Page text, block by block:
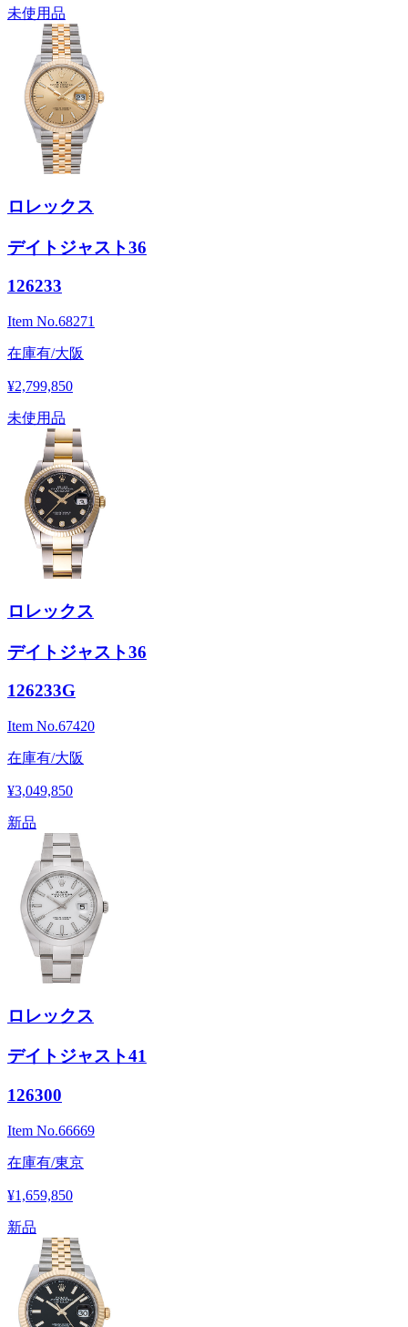
未使用品
ロレックス
デイトジャスト36
126233
Item No.68271
在庫有/大阪
¥2,799,850
未使用品
ロレックス
デイトジャスト36
126233G
Item No.67420
在庫有/大阪
¥3,049,850
新品
ロレックス
デイトジャスト41
126300
Item No.66669
在庫有/東京
¥1,659,850
新品